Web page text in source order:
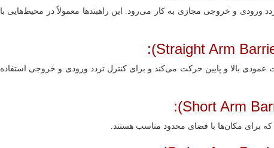
ورودی و خروجی مجازی به کار می‌رود. این راهبند‌ها معمولاً در محیط‌هایی با
عمودی بالا و پایین حرکت می‌کند و برای کنترل تردد ورودی و خروجی استفاده
که برای مکان‌ها با فضای محدود مناسب هستند.